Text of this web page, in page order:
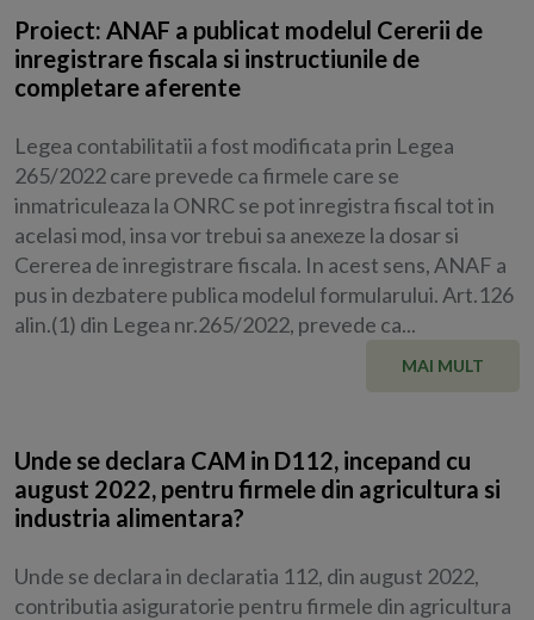
Proiect: ANAF a publicat modelul Cererii de
inregistrare fiscala si instructiunile de
completare aferente
Legea contabilitatii a fost modificata prin Legea
265/2022 care prevede ca firmele care se
inmatriculeaza la ONRC se pot inregistra fiscal tot in
acelasi mod, insa vor trebui sa anexeze la dosar si
Cererea de inregistrare fiscala. In acest sens, ANAF a
pus in dezbatere publica modelul formularului. Art.126
alin.(1) din Legea nr.265/2022, prevede ca...
MAI MULT
Unde se declara CAM in D112, incepand cu
august 2022, pentru firmele din agricultura si
industria alimentara?
Unde se declara in declaratia 112, din august 2022,
contributia asiguratorie pentru firmele din agricultura